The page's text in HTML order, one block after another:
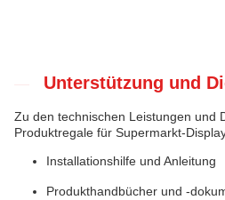
Unterstützung und
Zu den technischen Leistungen und
Produktregale für Supermarkt-
Installationshilfe und Anleitung
Produkthandbücher und -